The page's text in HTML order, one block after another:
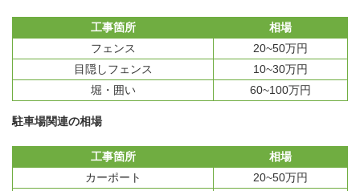
工事箇所
相場
フェンス
20~50万円
目隠しフェンス
10~30万円
堀・囲い
60~100万円
駐車場関連の相場
工事箇所
相場
カーポート
20~50万円